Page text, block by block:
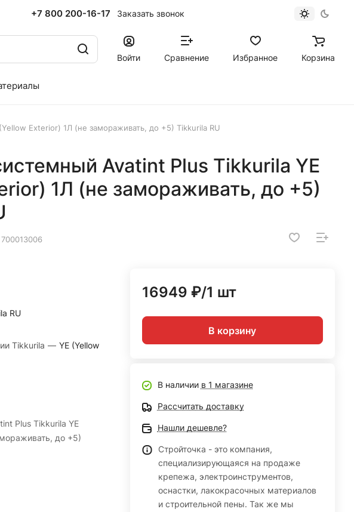
+7 800 200-16-17 Заказать звонок
Войти Сравнение Избранное Корзина
Exterior) 1Л (не замораживать, до +5) Tikkurila RU
Avatint Plus Tikkurila YE
1Л (не замораживать, до +5)
700013006
RU
Tikkurila — YE (Yellow
Plus Tikkurila YE
до +5)
16949 ₽/1 шт
В корзину
В наличии в 1 магазине
Рассчитать доставку
Нашли дешевле?
Стройточка - это компания,
специализирующаяся на продаже
крепежа, электроинструментов,
оснастки, лакокрасочных материалов
и строительной пены. Так же мы